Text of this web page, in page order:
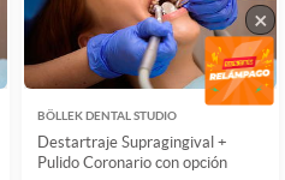
BÖLLEK DENTAL STUDIO
Destartraje Supragingival +
Pulido Coronario con opción
×